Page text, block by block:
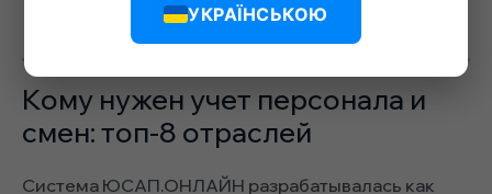
отработанные смены без замечаний.
Кому нужен учет персонала и
смен: топ-8 отраслей
Система ЮСАП.ОНЛАЙН разрабатывалась как
УКРАЇНСЬКОЮ